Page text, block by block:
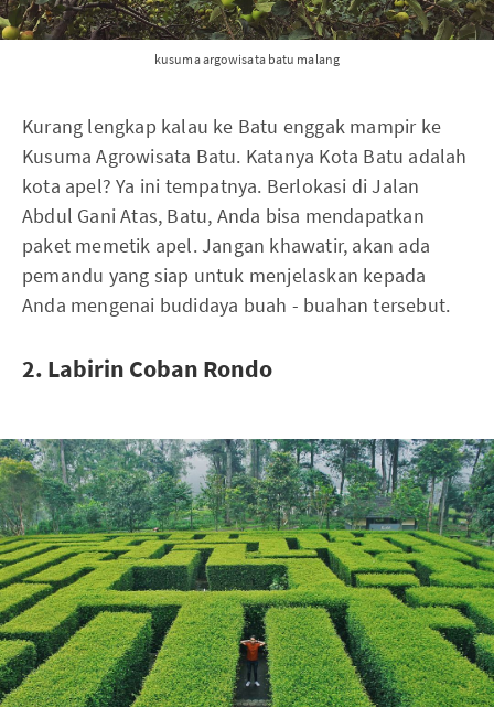
kusuma argowisata batu malang
Kurang lengkap kalau ke Batu enggak mampir ke
Kusuma Agrowisata Batu. Katanya Kota Batu adalah
kota apel? Ya ini tempatnya. Berlokasi di Jalan
Abdul Gani Atas, Batu, Anda bisa mendapatkan
paket memetik apel. Jangan khawatir, akan ada
pemandu yang siap untuk menjelaskan kepada
Anda mengenai budidaya buah - buahan tersebut.
2. Labirin Coban Rondo